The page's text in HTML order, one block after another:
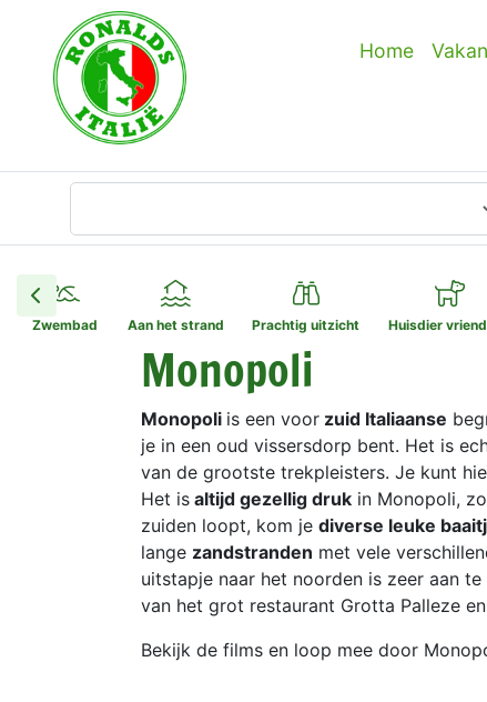
Home
wilt u heen?
Zwembad Aan het strand Prachtig uitzicht Huisdier
Monopoli
Monopoli is een voor zuid Italiaanse
je in een oud vissersdorp bent. Het is
van de grootste trekpleisters. Je kunt
Het is altijd gezellig druk in Monopoli,
zuiden loopt, kom je diverse leuke
lange zandstranden met vele
uitstapje naar het noorden is zeer aan
van het grot restaurant Grotta Palleze
Bekijk de films en loop mee door